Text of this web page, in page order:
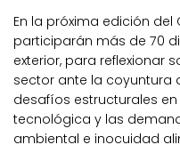
En la próxima edición del
participarán más de 70
exterior, para reflexionar
sector ante la coyuntura
desafíos estructurales
tecnológica y las
ambiental e inocuidad